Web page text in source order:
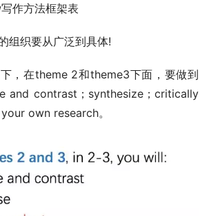
作方法框架表
组织要从广泛到具体!
，在theme 2和theme3下面，要做到
and contrast；synthesize；critically
own research。